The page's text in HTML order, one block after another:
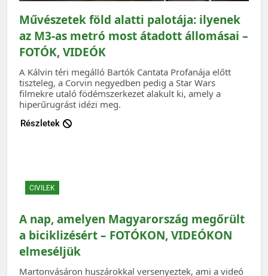
Művészetek föld alatti palotája: ilyenek
az M3-as metró most átadott állomásai –
FOTÓK, VIDEÓK
A Kálvin téri megálló Bartók Cantata Profanája előtt
tiszteleg, a Corvin negyedben pedig a Star Wars
filmekre utaló födémszerkezet alakult ki, amely a
hiperűrugrást idézi meg.
Részletek
CIVILEK
A nap, amelyen Magyarország megőrült
a biciklizésért – FOTÓKON, VIDEÓKON
elmeséljük
Martonvásáron huszárokkal versenyeztek, ami a videó